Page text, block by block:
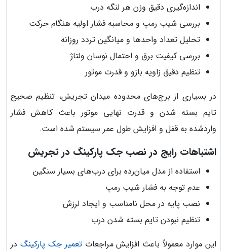
اندازه‌گیری دقیق وزن هر لنگه درب
بررسی شیب رمپ و محاسبه فشار اولیه هنگام حرکت
تحلیل تعداد واحدها و میانگین تردد روزانه
بررسی کیفیت برق و احتمال نوسان ولتاژ
تنظیم دقیق زاویه بازو و قدرت موتور
در بسیاری از برج‌های محدوده میدان تجریش، تنظیم صحیح
تایم بسته شدن و قدرت نهایی موتور باعث کاهش فشار
واردشده به قفل و افزایش طول عمر سیستم شده است.
اشتباهات رایج در نصب جک پارکینگ در تجریش
استفاده از مدل میان‌رده برای درب‌های بسیار سنگین
عدم توجه به فشار شیب رمپ
نصب پایه در محل نامناسب و ایجاد لرزش
تنظیم نبودن تایم بسته شدن درب
این موارد معمولاً باعث افزایش مراجعاتتعمیر جک پارکینگ در